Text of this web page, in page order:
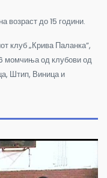
возраст до 15 години.
клуб „Крива Паланка”,
момчиња од клубови од
Штип, Виница и